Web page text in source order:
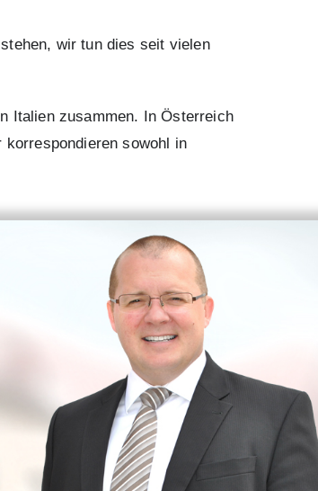
wir tun dies seit vielen
Italien zusammen. In Österreich
sowohl in